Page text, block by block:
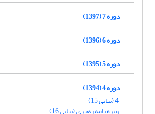
دوره 7 (1397)
دوره 6 (1396)
دوره 5 (1395)
دوره 4 (1394)
4 (پیاپی 15)
ویژه نامه رهبری (پیاپی 16)